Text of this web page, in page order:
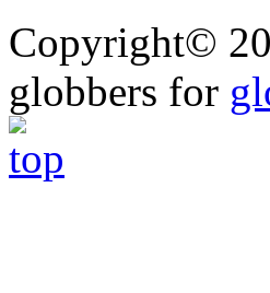
Copyright©
globbers for